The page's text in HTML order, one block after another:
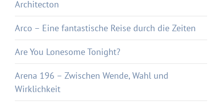
Architecton
Arco – Eine fantastische Reise durch die Zeiten
Are You Lonesome Tonight?
Arena 196 – Zwischen Wende, Wahl und
Wirklichkeit